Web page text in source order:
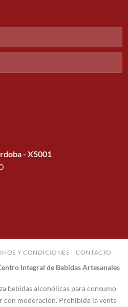
- X5001
Y CONDICIONES CONTACTO
Integral de Bebidas Artesanales
bebidas alcohólicas para consumo
con moderación. Prohibida la venta